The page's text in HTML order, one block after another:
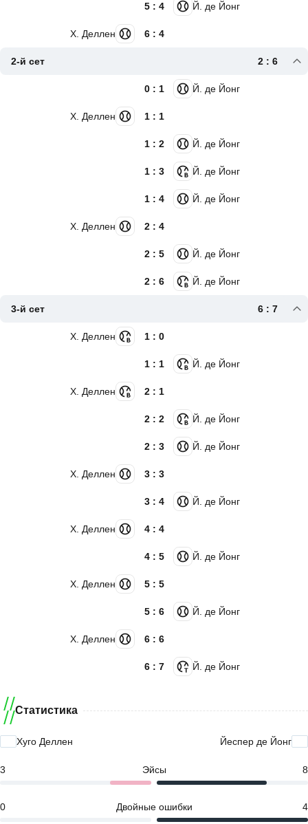
Й. де Йонг
5 : 4
Х. Деллен 6 : 4
2-й сет 2 : 6
Й. де Йонг
0 : 1
Х. Деллен 1 : 1
Й. де Йонг
1 : 2
Й. де Йонг
1 : 3
Й. де Йонг
1 : 4
Х. Деллен 2 : 4
Й. де Йонг
2 : 5
Й. де Йонг
2 : 6
3-й сет 6 : 7
Х. Деллен 1 : 0
Й. де Йонг
1 : 1
Х. Деллен 2 : 1
Й. де Йонг
2 : 2
Й. де Йонг
2 : 3
Х. Деллен 3 : 3
Й. де Йонг
3 : 4
Х. Деллен 4 : 4
Й. де Йонг
4 : 5
Х. Деллен 5 : 5
Й. де Йонг
5 : 6
Х. Деллен 6 : 6
Й. де Йонг
6 : 7
Статистика
Хуго Деллен Йеспер де Йонг
3 Эйсы 8
0 Двойные ошибки 4